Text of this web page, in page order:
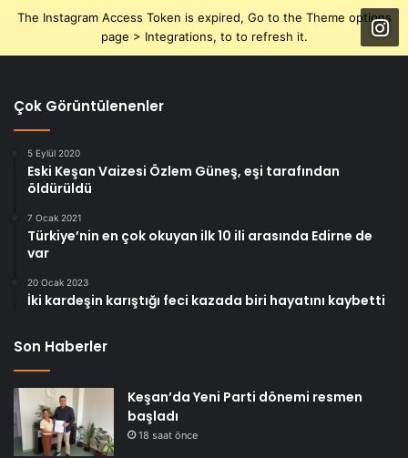
The Instagram Access Token is expired, Go to the Theme options
page > Integrations, to to refresh it.
Çok Görüntülenenler
5 Eylül 2020
Eski Keşan Vaizesi Özlem Güneş, eşi tarafından
öldürüldü
7 Ocak 2021
Türkiye’nin en çok okuyan ilk 10 ili arasında Edirne de
var
20 Ocak 2023
İki kardeşin karıştığı feci kazada biri hayatını kaybetti
Son Haberler
Keşan’da Yeni Parti dönemi resmen
başladı
18 saat önce